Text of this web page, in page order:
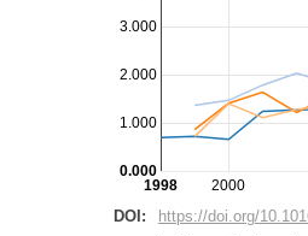
2000
1998
1.000
2.000
3.000
0.000
DOI: https://doi.org/